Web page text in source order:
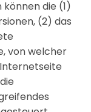
die (1)
(2) das
von welcher